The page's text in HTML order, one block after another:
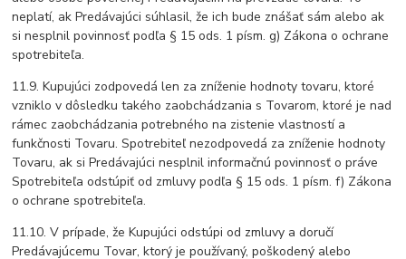
neplatí, ak Predávajúci súhlasil, že ich bude znášať sám alebo ak
si nesplnil povinnosť podľa § 15 ods. 1 písm. g) Zákona o ochrane
spotrebiteľa.
11.9. Kupujúci zodpovedá len za zníženie hodnoty tovaru, ktoré
vzniklo v dôsledku takého zaobchádzania s Tovarom, ktoré je nad
rámec zaobchádzania potrebného na zistenie vlastností a
funkčnosti Tovaru. Spotrebiteľ nezodpovedá za zníženie hodnoty
Tovaru, ak si Predávajúci nesplnil informačnú povinnosť o práve
Spotrebiteľa odstúpiť od zmluvy podľa § 15 ods. 1 písm. f) Zákona
o ochrane spotrebiteľa.
11.10. V prípade, že Kupujúci odstúpi od zmluvy a doručí
Predávajúcemu Tovar, ktorý je používaný, poškodený alebo